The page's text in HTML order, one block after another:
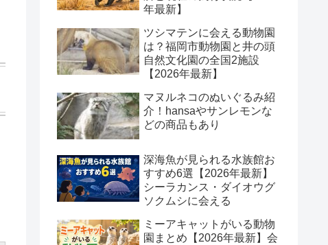
年最新】
ツシマテンに会える動物園
は？福岡市動物園と井の頭
自然文化園の全国2施設
【2026年最新】
マヌルネコのぬいぐるみ紹
介！hansaやサンレモンな
どの商品もあり
深海魚が見られる水族館お
すすめ6選【2026年最新】
シーラカンス・ダイオウグ
ソクムシに会える
ミーアキャットがいる動物
園まとめ【2026年最新】会